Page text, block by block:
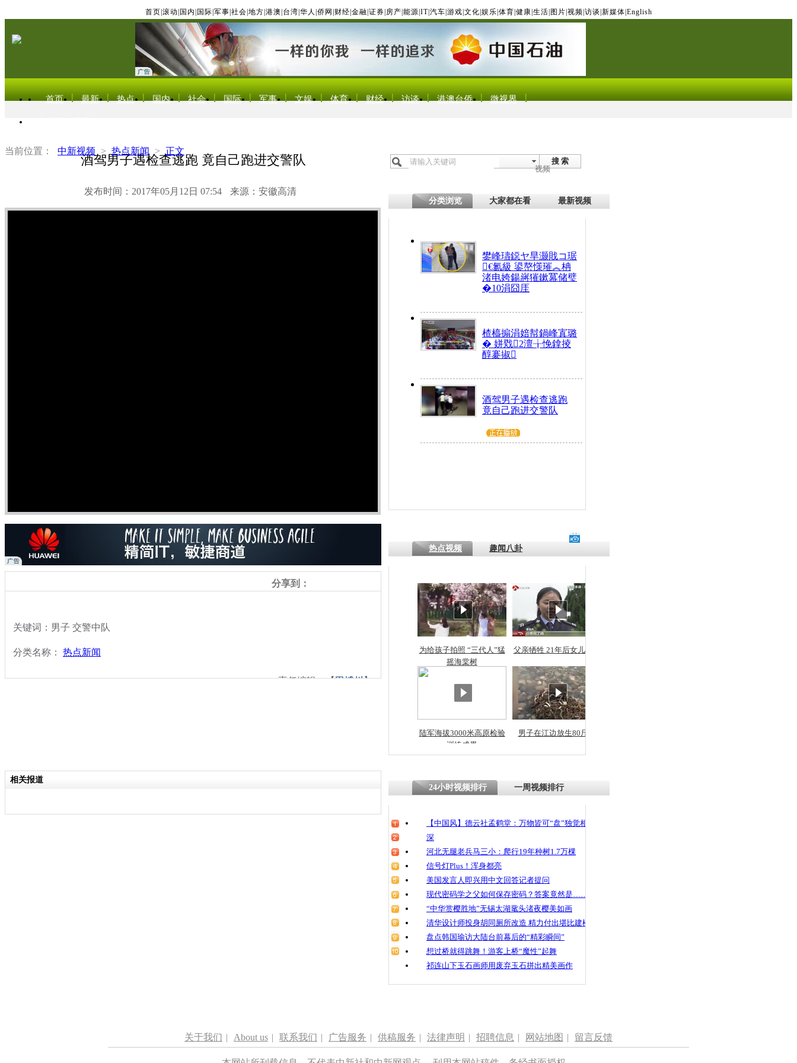
首页 滚动 国内 国际 军事 社会 地方 港澳 台湾 华人 侨网 财经 金融 证券 房产 能源 IT| 汽车 游戏 文化 娱乐 体育 健康 生活 图片 视频 访谈 新媒体 English
首页 最新 热点 国内 社会 国际 军事 文娱 体育 财经 访谈 港澳台侨 微视界
当前位置： 中新视频 > 热点新闻 > 正文
酒驾男子遇检查逃跑 竟自己跑进交警队
发布时间：2017年05月12日 07:54 来源：安徽高清
搜 索
视频
分类浏览 大家都在看 最新视频
鐢峰瓙鐚ヤ旱灏戝コ琚
€氱級 鍙嶅憡璀︽柟
渚电姱鍚嶈獕鏉冪储璧
�10涓囧厓
楂橀搧涓婄幇鍋峰寘璐
� 姘戣2澶╁悗鎿掕
醇褰掓
酒驾男子遇检查逃跑
竟自己跑进交警队
分享到：
关键词：男子 交警中队
分类名称： 热点新闻
责任编辑：【田博川】
热点视频 趣闻八卦
为给孩子拍照 “三代人”猛
摇海棠树
父亲牺牲 21年后女儿从警
陆军海拔3000米高原检验
训练成果
男子在江边放生80斤蛇
相关报道
24小时视频排行
一周视频排行
【中国风】德云社孟鹤堂：万物皆可“盘”独觉相声
深
河北无腿老兵马三小：爬行19年种树1.7万棵
信号灯Plus！浑身都亮
美国发言人即兴用中文回答记者提问
现代密码学之父如何保存密码？答案竟然是……
“中华赏樱胜地”无锡太湖鼋头渚夜樱美如画
清华设计师投身胡同厕所改造 精力付出堪比建楼
盘点韩国瑜访大陆台前幕后的“精彩瞬间”
想过桥就得跳舞！游客上桥“魔性”起舞
祁连山下玉石画师用废弃玉石拼出精美画作
关于我们 | About us | 联系我们 | 广告服务 | 供稿服务 | 法律声明 | 招聘信息 | 网站地图 | 留言反馈